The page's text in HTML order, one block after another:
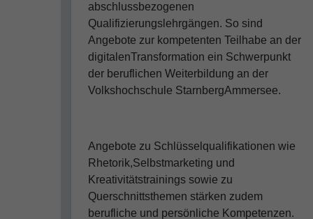
abschlussbezogenen
Qualifizierungslehrgängen. So sind
Angebote zur kompetenten Teilhabe an der
digitalenTransformation ein Schwerpunkt
der beruflichen Weiterbildung an der
Volkshochschule StarnbergAmmersee.
Angebote zu Schlüsselqualifikationen wie
Rhetorik,Selbstmarketing und
Kreativitätstrainings sowie zu
Querschnittsthemen stärken zudem
berufliche und persönliche Kompetenzen.